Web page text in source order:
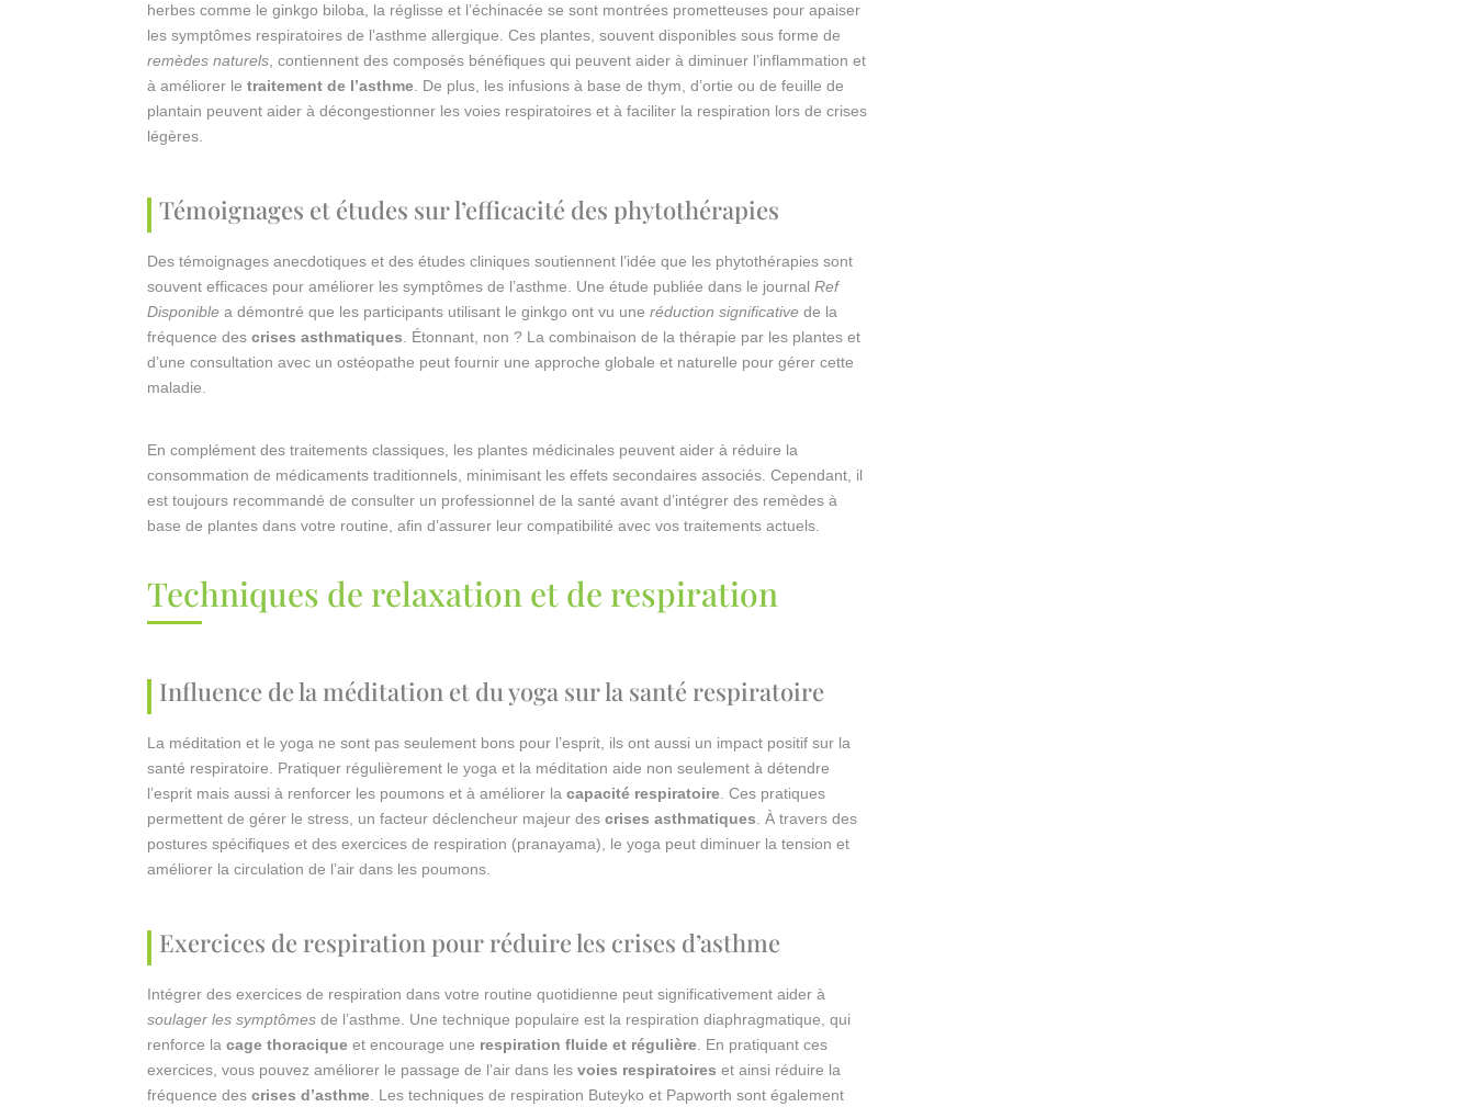
herbes comme le ginkgo biloba, la réglisse et l’échinacée se sont montrées prometteuses pour apaiser
les symptômes respiratoires de l’asthme allergique. Ces plantes, souvent disponibles sous forme de
remèdes naturels , contiennent des composés bénéfiques qui peuvent aider à diminuer l’inflammation et
à améliorer letraitement de l’asthme . De plus, les infusions à base de thym, d’ortie ou de feuille de
plantain peuvent aider à décongestionner les voies respiratoires et à faciliter la respiration lors de crises
légères.
Témoignages et études sur l’efficacité des phytothérapies
Des témoignages anecdotiques et des études cliniques soutiennent l’idée que les phytothérapies sont
souvent efficaces pour améliorer les symptômes de l’asthme. Une étude publiée dans le journalRef
Disponible a démontré que les participants utilisant le ginkgo ont vu uneréduction significative de la
fréquence descrises asthmatiques . Étonnant, non ? La combinaison de la thérapie par les plantes et
d’une consultation avec un ostéopathe peut fournir une approche globale et naturelle pour gérer cette
maladie.
En complément des traitements classiques, les plantes médicinales peuvent aider à réduire la
consommation de médicaments traditionnels, minimisant les effets secondaires associés. Cependant, il
est toujours recommandé de consulter un professionnel de la santé avant d’intégrer des remèdes à
base de plantes dans votre routine, afin d’assurer leur compatibilité avec vos traitements actuels.
Techniques de relaxation et de respiration
Influence de la méditation et du yoga sur la santé respiratoire
La méditation et le yoga ne sont pas seulement bons pour l’esprit, ils ont aussi un impact positif sur la
santé respiratoire. Pratiquer régulièrement le yoga et la méditation aide non seulement à détendre
l’esprit mais aussi à renforcer les poumons et à améliorer lacapacité respiratoire . Ces pratiques
permettent de gérer le stress, un facteur déclencheur majeur descrises asthmatiques . À travers des
postures spécifiques et des exercices de respiration (pranayama), le yoga peut diminuer la tension et
améliorer la circulation de l’air dans les poumons.
Exercices de respiration pour réduire les crises d’asthme
Intégrer des exercices de respiration dans votre routine quotidienne peut significativement aider à
soulager les symptômes de l’asthme. Une technique populaire est la respiration diaphragmatique, qui
renforce lacage thoracique et encourage une respiration fluide et régulière . En pratiquant ces
exercices, vous pouvez améliorer le passage de l’air dans lesvoies respiratoires et ainsi réduire la
fréquence descrises d’asthme . Les techniques de respiration Buteyko et Papworth sont également